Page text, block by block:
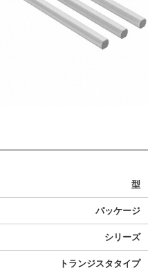
型
パッケージ
シリーズ
トランジスタタイプ